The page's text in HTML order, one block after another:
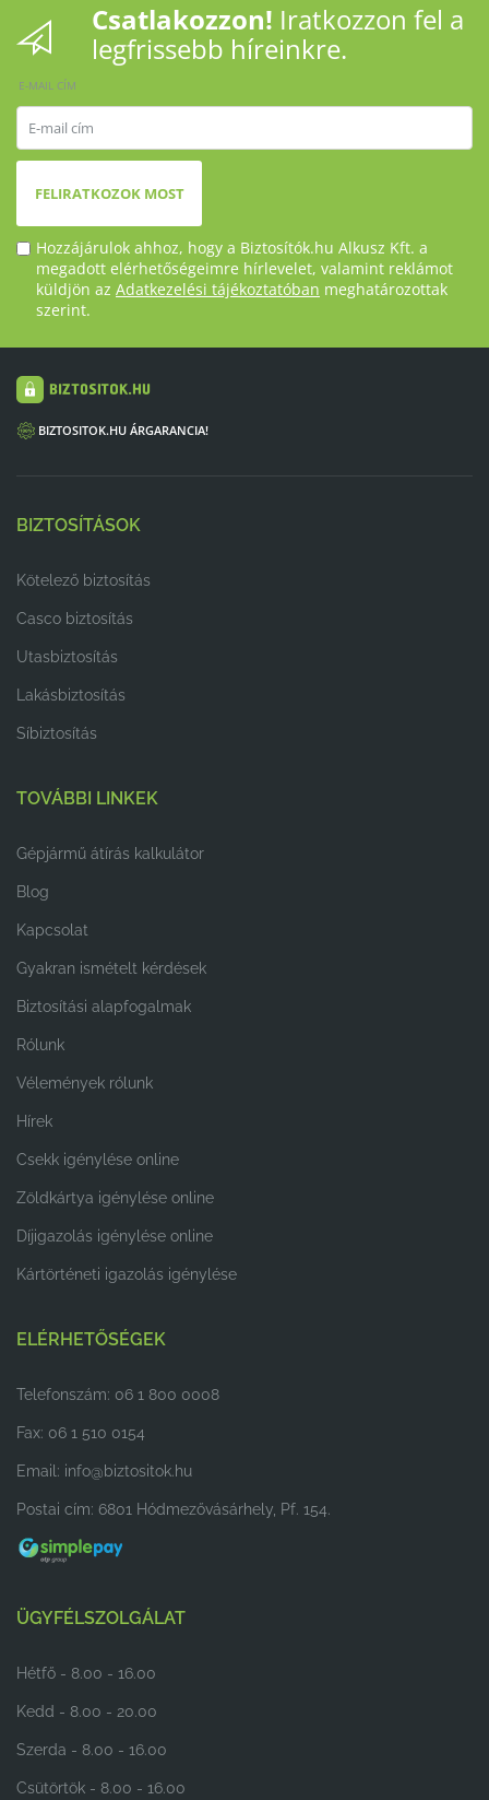
Csatlakozzon! Iratkozzon fel a
legfrissebb híreinkre.
E-MAIL CÍM
FELIRATKOZOK MOST
Hozzájárulok ahhoz, hogy a Biztosítók.hu Alkusz Kft. a
megadott elérhetőségeimre hírlevelet, valamint reklámot
küldjön az Adatkezelési tájékoztatóban meghatározottak
szerint.
BIZTOSITOK.HU ÁRGARANCIA!
BIZTOSÍTÁSOK
Kötelező biztosítás
Casco biztosítás
Utasbiztosítás
Lakásbiztosítás
Síbiztosítás
TOVÁBBI LINKEK
Gépjármű átírás kalkulátor
Blog
Kapcsolat
Gyakran ismételt kérdések
Biztosítási alapfogalmak
Rólunk
Vélemények rólunk
Hírek
Csekk igénylése online
Zöldkártya igénylése online
Díjigazolás igénylése online
Kártörténeti igazolás igénylése
ELÉRHETŐSÉGEK
Telefonszám: 06 1 800 0008
Fax: 06 1 510 0154
Email: info@biztositok.hu
Postai cím: 6801 Hódmezővásárhely, Pf. 154.
ÜGYFÉLSZOLGÁLAT
Hétfő - 8.00 - 16.00
Kedd - 8.00 - 20.00
Szerda - 8.00 - 16.00
Csütörtök - 8.00 - 16.00